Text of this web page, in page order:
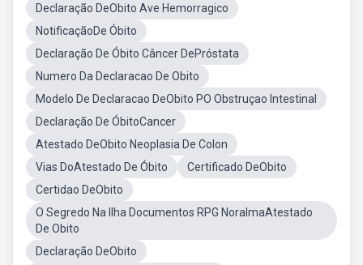
Declaração DeObito Ave Hemorragico
NotificaçãoDe Óbito
Declaração De Óbito Câncer DePróstata
Numero Da Declaracao De Obito
Modelo De Declaracao DeObito PO Obstruçao Intestinal
Declaração De ÓbitoCancer
Atestado DeObito Neoplasia De Colon
Vias DoAtestado De Óbito
Certificado DeObito
Certidao DeObito
O Segredo Na Ilha Documentos RPG NoralmaAtestado
De Obito
Declaração DeObito